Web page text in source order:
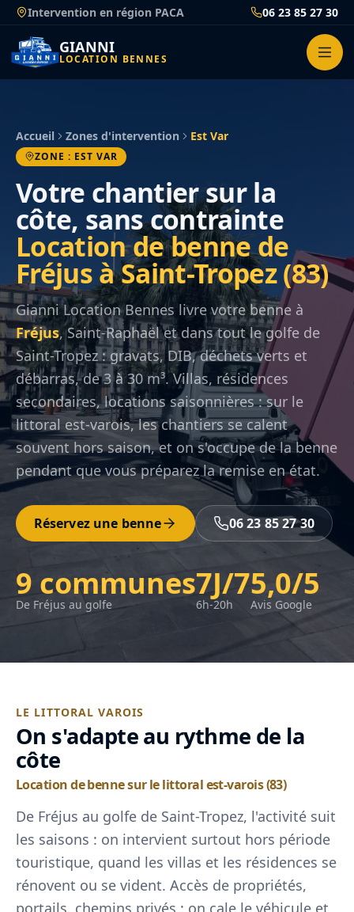
Passer
contenu
Intervention en région PACA 06 23 85 27 30
GIANNI
LOCATION BENNES
Accueil Zones d'intervention Est Var
ZONE : EST VAR
Votre chantier sur la
côte, sans contrainte
Location de benne de
Fréjus à Saint-Tropez (83)
Gianni Location Bennes livre votre benne à
Fréjus, Saint-Raphaël et dans tout le golfe de
Saint-Tropez : gravats, DIB, déchets verts et
débarras, de 3 à 30 m³. Villas, résidences
secondaires, locations saisonnières : sur le
littoral est-varois, les chantiers se calent
souvent hors saison, et on s'occupe de la benne
pendant que vous préparez la remise en état.
Réservez une benne 06 23 85 27 30
9 communes
De Fréjus au golfe
7J/7
6h-20h
5,0/5
Avis Google
LE LITTORAL VAROIS
On s'adapte au rythme de la
côte
Location de benne sur le littoral est-varois (83)
De Fréjus au golfe de Saint-Tropez, l'activité suit
les saisons : on intervient surtout hors période
touristique, quand les villas et les résidences se
rénovent ou se vident. Accès de propriétés,
portails, chemins privés : on cale le véhicule et